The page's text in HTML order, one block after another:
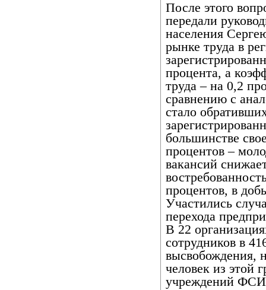
После этого
передали
населения
рынке труда в
процента, а
труда – на 0,2
сравнению с
стало
большинстве
процентов –
вакансий
процентов, в
Участились
перехода
В 22
сотрудников в
высвобождения,
человек из этой
учреждений